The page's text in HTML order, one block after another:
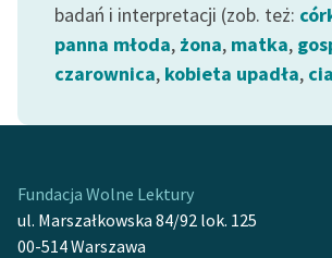
badań i interpretacji (zob. też:
panna młoda, żona, matka,
czarownica, kobieta upadła,
Fundacja Wolne Lektury
ul. Marszałkowska 84/92 lok. 125
00-514 Warszawa